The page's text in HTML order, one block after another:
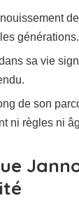
générations.
sa vie
de son
ni règles ni